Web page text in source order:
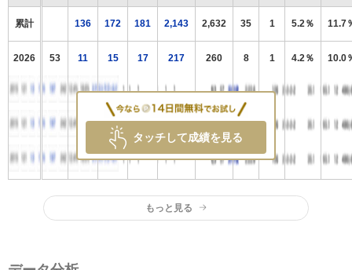
累計
2026
136 172 181 2,143 2,632 35 1 5.2％ 11.7
53 11 15 17 217 260 8 1 4.2％ 10.0
タッチして成績を見る
もっと見る